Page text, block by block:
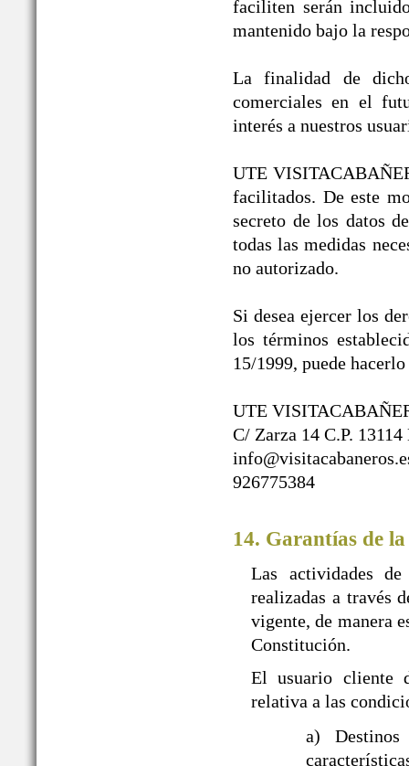
faciliten serán
mantenido bajo la
La finalidad de
comerciales en el
interés a nuestros
UTE
facilitados. De este
secreto de los datos
todas las medidas
no autorizado.
Si desea ejercer los
los términos
15/1999, puede
UTE
C/ Zarza 14 C.P.
926775384
14. Garantías de
Las actividades
realizadas a través
vigente, de manera
Constitución.
El usuario cliente
relativa a las
a)